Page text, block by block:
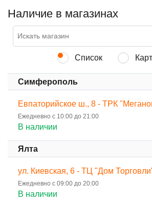
Наличие в магазинах
Список
Симферополь
Евпаторийское ш., 8 - ТРК
Ежедневно с 10:00 до 21:00
В наличии
Ялта
ул. Киевская, 6 - ТЦ "Дом
Ежедневно с 09:00 до 20:00
В наличии